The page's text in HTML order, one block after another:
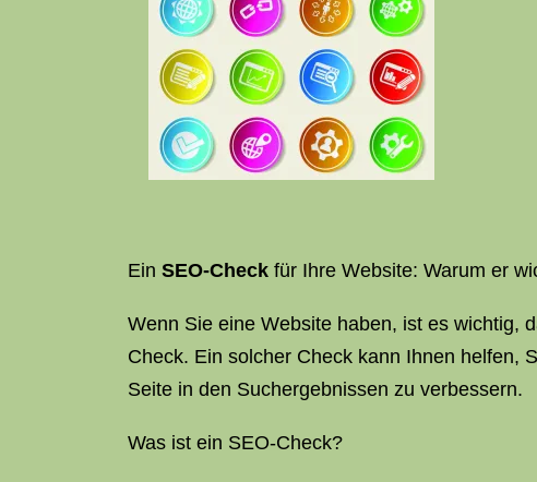
Ein SEO-Check für Ihre Website: Warum er
Wenn Sie eine Website haben, ist es wichtig,
Check. Ein solcher Check kann Ihnen helfen,
Seite in den Suchergebnissen zu verbessern.
Was ist ein SEO-Check?